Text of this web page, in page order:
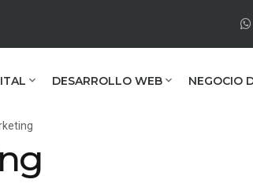
DESARROLLO WEB NEGOCIO